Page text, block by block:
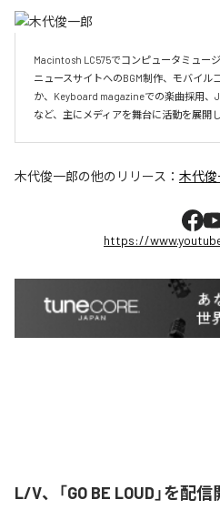
Macintosh LC575でコンピュータミュー
ニュースサイトへのBGM制作、モバイル
か、Keyboard magazineでの楽曲採用、
など、主にメディアを舞台に活動を展開し
木代俊一郎の他のリリース： 木代俊
https://
L/V、「GO BE LOUD」を配